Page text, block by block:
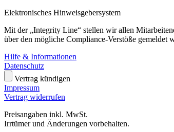
Elektronisches Hinweisgebersystem
Mit der „Integrity Line“ stellen wir allen
über den mögliche Compliance-Verstöße gemeldet
Hilfe & Informationen
Datenschutz
Vertrag kündigen
Impressum
Vertrag widerrufen
Preisangaben inkl. MwSt.
Irrtümer und Änderungen vorbehalten.